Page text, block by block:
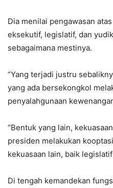
Dia menilai pengawasan
eksekutif, legislatif, dan
sebagaimana mestinya.
“Yang terjadi justru
yang ada bersekongkol
penyalahgunaan
“Bentuk yang lain,
presiden melakukan
kekuasaan lain, baik
Di tengah kemandekan